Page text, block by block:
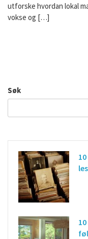
utforske hvordan lokal
vokse og […]
Søk